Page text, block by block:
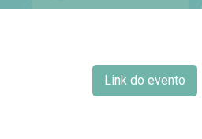
Link do evento